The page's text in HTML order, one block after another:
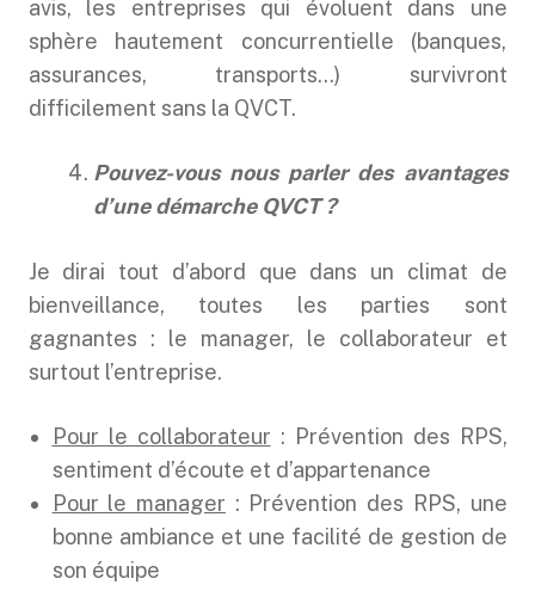
avis, les entreprises qui évoluent dans une
sphère hautement concurrentielle (banques,
assurances, transports…) survivront
difficilement sans la QVCT.
Pouvez-vous nous parler des avantages
d’une démarche QVCT ?
Je dirai tout d’abord que dans un climat de
bienveillance, toutes les parties sont
gagnantes : le manager, le collaborateur et
surtout l’entreprise.
Pour le collaborateur : Prévention des RPS,
sentiment d’écoute et d’appartenance
Pour le manager : Prévention des RPS, une
bonne ambiance et une facilité de gestion de
son équipe